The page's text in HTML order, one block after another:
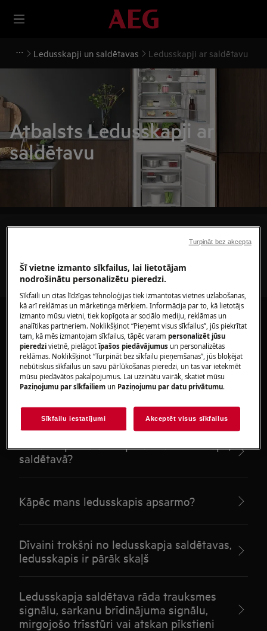
Ledusskapji un saldētavas Ledusskapji ar saldētavu
Atbalsts Ledusskapji ar
saldētavu
Ieteicamie raksti par
Ledusskapji ar saldētavu
Kāda ir optimālā temperatūra ledusskapī /
saldētavā?
Kāpēc mans ledusskapis apsarmo?
Dīvaini trokšņi no ledusskapja saldētavas,
ledusskapis ir pārāk skaļš
Ledusskapja saldētava rāda trauksmes
signālu, sarkanu brīdinājuma signālu,
mirgojošo trīsstūri vai atskan pīkstieni
Šī vietne izmanto sīkfailus, lai lietotājam
nodrošinātu personalizētu pieredzi.
Sīkfaili un citas līdzīgas tehnoloģijas tiek izmantotas vietnes uzlabošanas,
kā arī reklāmas un mārketinga mērķiem. Informācija par to, kā lietotājs
izmanto mūsu vietni, tiek kopīgota ar sociālo mediju, reklāmas un
analītikas partneriem. Noklikšķinot “Pieņemt visus sīkfailus”, jūs piekrītat
tam, kā mēs izmantojam sīkfailus, tāpēc varampersonalizēt jūsu
pieredzivietnē, pielāgotīpašos piedāvājumus un personalizētas
reklāmas. Noklikšķinot “Turpināt bez sīkfailu pieņemšanas”, jūs bloķējat
nebūtiskus sīkfailus un savu pārlūkošanas pieredzi, un tas var ietekmēt
mūsu piedāvātos pakalpojumus. Lai uzzinātu vairāk, skatiet mūsu
Paziņojumu par sīkfailiem un Paziņojumu par datu privātumu.
Sīkfailu iestatījumi Akceptēt visus sīkfailus
Turpināt bez akcepta